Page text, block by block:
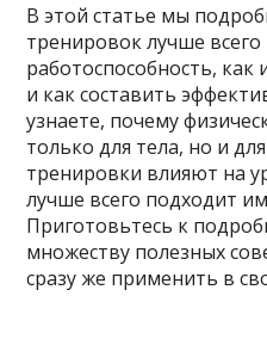
В этой статье мы
тренировок лучше
работоспособность,
и как составить
узнаете, почему
только для тела, но и
тренировки влияют на
лучше всего подходит
Приготовьтесь к
множеству полезных
сразу же применить в